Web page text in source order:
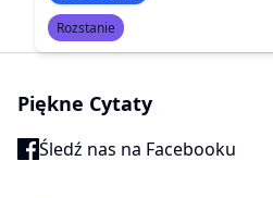
Rozstanie
Piękne Cytaty
Śledź nas na Facebooku